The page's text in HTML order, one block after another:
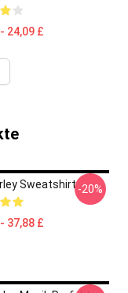
24,09 £
Sweatshirt
37,88 £
-20%